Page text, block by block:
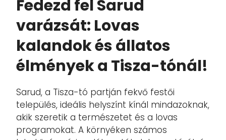
Fedezd fel Sarud
varázsát: Lovas
kalandok és állatos
élmények a Tisza-tónál!
Sarud, a Tisza-tó partján fekvő festői
település, ideális helyszínt kínál mindazoknak,
akik szeretik a természetet és a lovas
programokat. A környéken számos